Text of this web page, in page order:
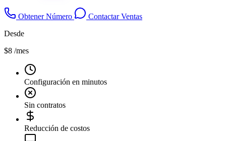
Obtener Número
Contactar Ventas
Desde
$8 /mes
Configuración en minutos
Sin contratos
Reducción de costos